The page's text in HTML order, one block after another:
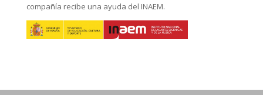
compañía recibe una ayuda del INAEM.